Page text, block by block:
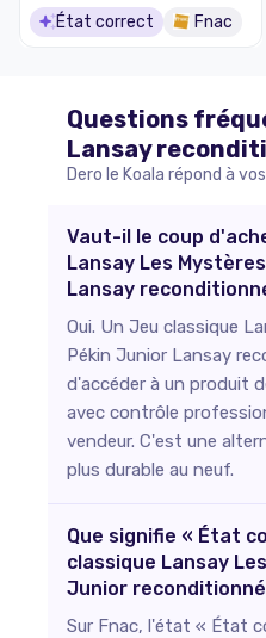
État correct Fnac
Questions
Lansay
Dero le Koala répond à
Vaut-il le coup
Lansay Les
Lansay
Oui. Un Jeu classique
Pékin Junior Lansay
d'accéder à un produit
avec contrôle
vendeur. C'est une
plus durable au neuf.
Que signifie « État
classique Lansay
Junior
Sur Fnac, l'état « État